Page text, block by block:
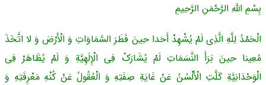
بِسْمِ اللَّهِ الرَّحْمَنِ الرَّحِیمِ
الْحَمْدُ لِلَّهِ الَّذِی لَمْ یُشْهِدْ أَحَدا حِینَ فَطَرَ السَّمَاوَاتِ وَ الْأَرْضَ وَ لا اتَّخَذَ
مُعِینا حِینَ بَرَأَ النَّسَمَاتِ لَمْ یُشَارَکْ فِی الْإِلَهِیَّةِ وَ لَمْ یُظَاهَرْ فِی
الْوَحْدَانِیَّةِ کَلَّتِ الْأَلْسُنُ عَنْ غَایَةِ صِفَتِهِ وَ الْعُقُولُ عَنْ کُنْهِ مَعْرِفَتِهِ وَ